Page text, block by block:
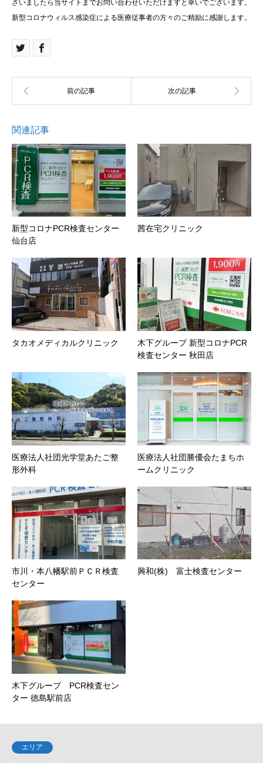
ざいましたら当サイトまでお問い合わせいただけますと幸いでございます。
新型コロナウィルス感染症による医療従事者の方々のご精励に感謝します。
関連記事
新型コロナPCR検査センター
仙台店
茜在宅クリニック
タカオメディカルクリニック
木下グループ 新型コロナPCR
検査センター 秋田店
医療法人社団光学堂あたご整
形外科
医療法人社団勝優会たまちホ
ームクリニック
市川・本八幡駅前ＰＣＲ検査
センター
興和(株) 富士検査センター
木下グループ PCR検査セン
ター 徳島駅前店
エリア